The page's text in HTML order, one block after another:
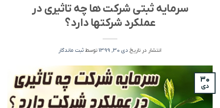
سرمایه ثبتی شرکت ها چه تاثیری در
عملکرد شرکتها دارد؟
انتشار در تاریخ دی 30, 1399 توسط ثبت ماندگار
۳۰
دی